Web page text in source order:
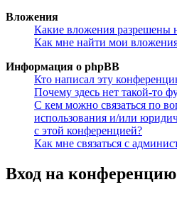
Вложения
Какие вложения разрешены
Как мне найти мои
Информация о phpBB
Кто написал эту
Почему здесь нет такой-то
С кем можно связаться по
использования и/или
с этой конференцией?
Как мне связаться с
Вход на